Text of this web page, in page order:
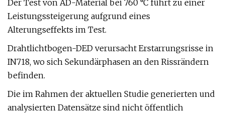
Der Test von AD-Material bei 760 °C führt zu einer
Leistungssteigerung aufgrund eines
Alterungseffekts im Test.
Drahtlichtbogen-DED verursacht Erstarrungsrisse in
IN718, wo sich Sekundärphasen an den Rissrändern
befinden.
Die im Rahmen der aktuellen Studie generierten und
analysierten Datensätze sind nicht öffentlich